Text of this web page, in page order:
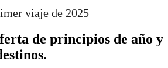
viaje de 2025
de principios de año y